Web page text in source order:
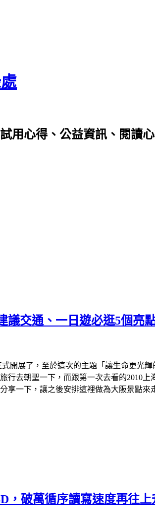
用心得、公益資訊、閱讀
議交通、一日遊必逛5個亮
開展了，至於這次的主題「讓生命更光
去朝聖一下，而跟第一次去看的2010上
享一下，讓之後安排這裡做為大阪景點來
，破萬循序讀寫速度再往